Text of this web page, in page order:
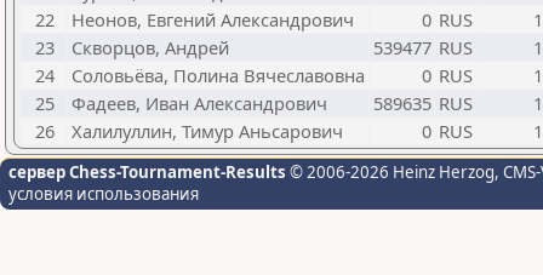
22
Неонов, Евгений Александрович 0 RUS
23
Скворцов, Андрей 539477 RUS
24
Соловьёва, Полина Вячеславовна 0 RUS
25
Фадеев, Иван Александрович 589635 RUS
26
Халилуллин, Тимур Аньсарович 0 RUS
сервер Chess-Tournament-Results © 2006-2026 Heinz Herzog,
условия использования